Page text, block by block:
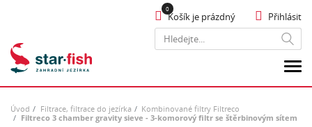
Hledat
Přihlásit
Košík je prázdný
Úvod Filtrace, filtrace do jezírka
Kombinované filtry Filtreco
Filtreco 3 chamber gravity sieve - 3-komorový filtr se štěrbinovým sítem